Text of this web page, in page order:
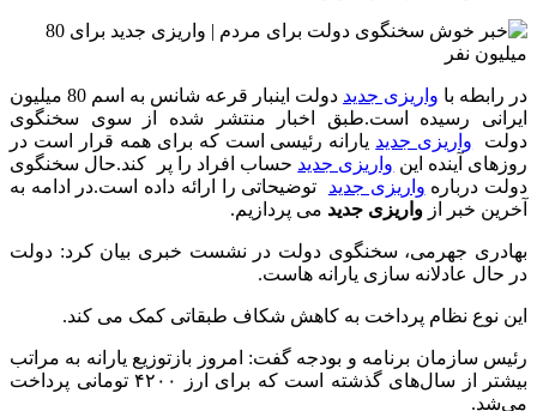
در رابطه با واریزی جدید
دولت اینبار قرعه شانس به اسم 80 میلیون
ایرانی رسیده است.طبق اخبار منتشر شده از سوی سخنگوی
دولت واریزی جدید یارانه رئیسی است که برای همه قرار است در
روزهای آینده این واریزی جدید حساب افراد را پر کند.حال سخنگوی
دولت درباره واریزی جدید توضیحاتی را ارائه داده است.در ادامه به
آخرین خبر از واریزی جدید می پردازیم.
بهادری جهرمی، سخنگوی دولت در نشست خبری بیان کرد: دولت
در حال عادلانه سازی یارانه هاست.
این نوع نظام پرداخت به کاهش شکاف طبقاتی کمک می کند.
رئیس سازمان برنامه و بودجه گفت: امروز بازتوزیع یارانه به مراتب
بیشتر از سال‌های گذشته است که برای ارز ۴۲۰۰ تومانی پرداخت
می‌شد.